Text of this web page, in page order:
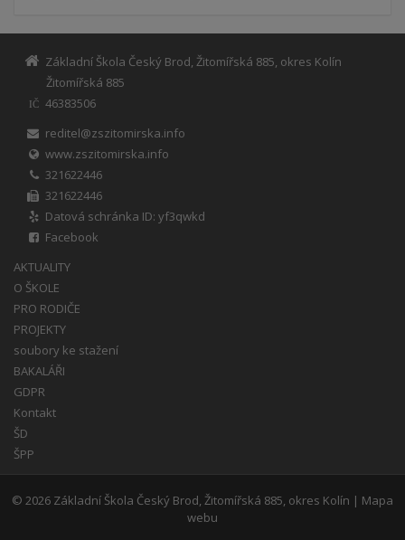
Základní Škola Český Brod, Žitomířská 885, okres Kolín
Žitomířská 885
IČ
46383506
reditel@zszitomirska.info
www.zszitomirska.info
321622446
321622446
Datová schránka ID: yf3qwkd
Facebook
AKTUALITY
O ŠKOLE
PRO RODIČE
PROJEKTY
soubory ke stažení
BAKALÁŘI
GDPR
Kontakt
ŠD
ŠPP
© 2026 Základní Škola Český Brod, Žitomířská 885, okres Kolín | Mapa
webu